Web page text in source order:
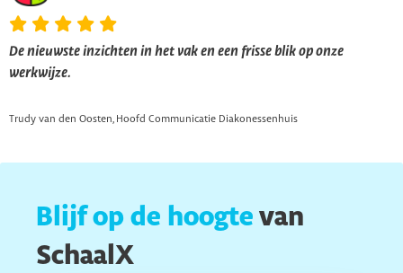
De nieuwste inzichten in het vak en een frisse blik op onze
werkwijze.
Trudy van den Oosten, Hoofd Communicatie Diakonessenhuis
Blijf op de hoogte van
SchaalX